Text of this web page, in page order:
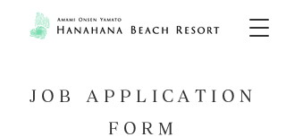
JOB APPLICATION
FORM